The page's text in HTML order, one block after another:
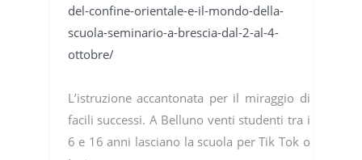
del-confine-orientale-e-il-mondo-della-
scuola-seminario-a-brescia-dal-2-al-4-
ottobre/
L’istruzione accantonata per il miraggio di
facili successi. A Belluno venti studenti tra i
6 e 16 anni lasciano la scuola per Tik Tok o